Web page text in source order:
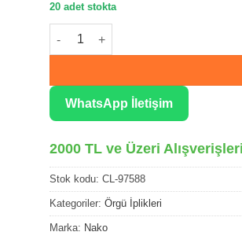
20 adet stokta
Nako Cotton Lüks Kına Yeşil Örgü
WhatsApp İletişim
2000 TL ve Üzeri
Stok kodu: CL-97588
Kategoriler: Örgü İplikleri
Marka: Nako